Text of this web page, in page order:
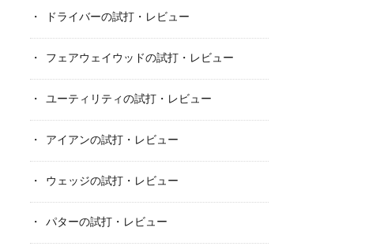
ドライバーの試打・レビュー
フェアウェイウッドの試打・レビュー
ユーティリティの試打・レビュー
アイアンの試打・レビュー
ウェッジの試打・レビュー
パターの試打・レビュー